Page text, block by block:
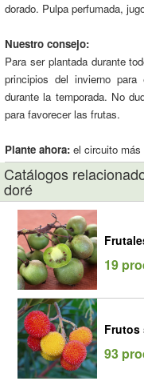
dorado. Pulpa perfumada,
Nuestro consejo:
Para ser plantada durante
principios del invierno
durante la temporada. No
para favorecer las frutas.
Plante ahora: el circuito más
Catálogos
doré
19
Frutos
93